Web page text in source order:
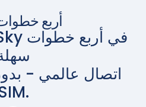
أربع
اتصال عالمي -